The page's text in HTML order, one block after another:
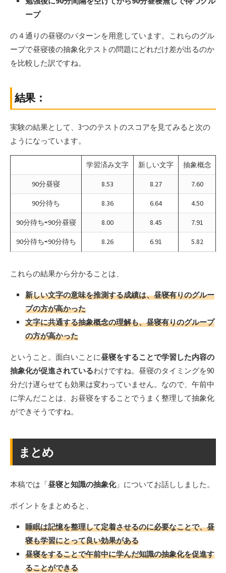
ープ
の４通りの昼寝のパターンを用意しています。これらのグル
ープで昼寝後の抽象化テストの問題にどれだけ差が出るのか
を比較した訳ですね。
結果：
実験の結果として、3つのテストのスコアを見てみると次の
ようになっています。
学習済み文字 新しい文字 抽象概念
90分昼寝 8.53 8.27 7.60
90分待ち 8.36 6.64 4.50
90分待ち⇨90分昼寝 8.00 8.45 7.91
90分待ち⇨90分待ち 8.26 6.91 5.82
これらの結果から分かることは、
新しい文字の意味を推測する成績は、昼寝有りのグルー
プの方が高かった
文字に共通する抽象概念の理解も、昼寝有りのグループ
の方が高かった
ということ。面白いことに昼寝をすることで学習した内容の
抽象化が促進されているわけですね。昼寝のタイミングを90
分だけ遅らせても効果は変わっていません。なので、午前中
に学んだことは、お昼寝をすることでうまく整理して抽象化
ができそうですね。
まとめ
本稿では「昼寝と知識の抽象化」についてお話ししました。
ポイントをまとめると、
睡眠は記憶を整理して定着させるのに必要なことで、昼
寝も学習にとって良い効果がある
昼寝をすることで午前中に学んだ知識の抽象化を促進す
ることができる